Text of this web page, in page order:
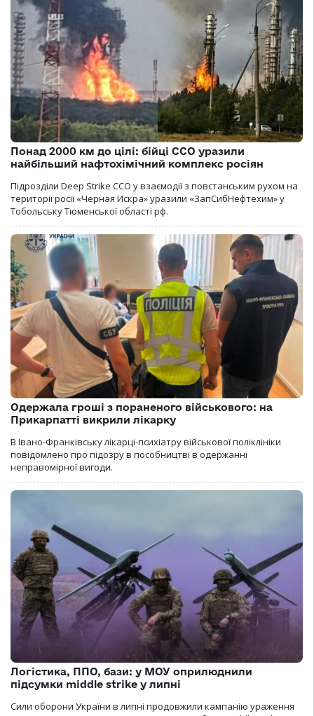
Понад 2000 км до цілі: бійці ССО уразили
найбільший нафтохімічний комплекс росіян
Підрозділи Deep Strike ССО у взаємодії з повстанським рухом на
території росії «Черная Искра» уразили «ЗапСибНефтехим» у
Тобольську Тюменської області рф.
Одержала гроші з пораненого військового: на
Прикарпатті викрили лікарку
В Івано-Франківську лікарці-психіатру військової поліклініки
повідомлено про підозру в пособництві в одержанні
неправомірної вигоди.
Логістика, ППО, бази: у МОУ оприлюднили
підсумки middle strike у липні
Сили оборони України в липні продовжили кампанію ураження